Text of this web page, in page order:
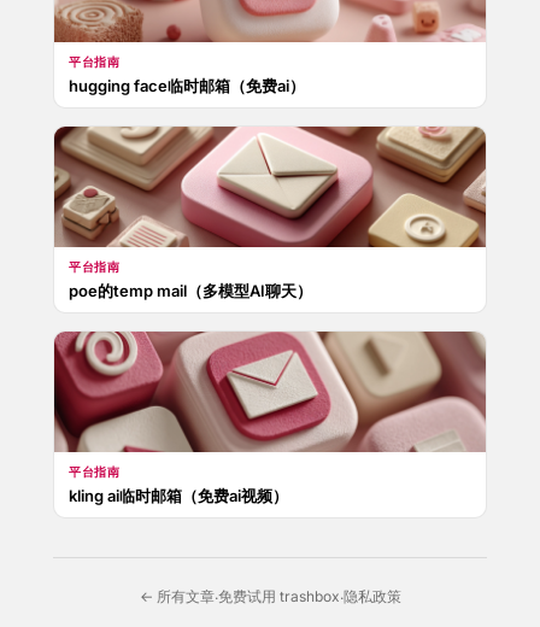
平台指南
hugging face临时邮箱（免费ai）
平台指南
poe的temp mail（多模型AI聊天）
平台指南
kling ai临时邮箱（免费ai视频）
← 所有文章·免费试用 trashbox·隐私政策